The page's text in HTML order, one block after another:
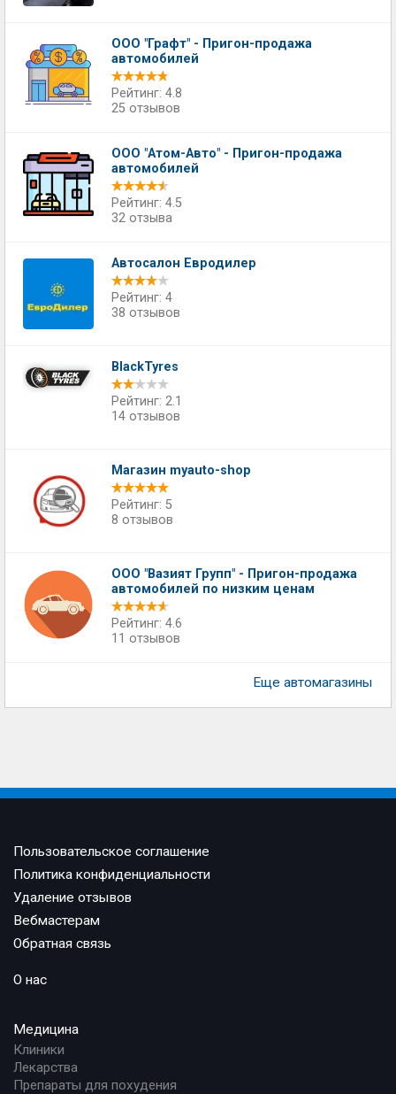
ООО "Графт" - Пригон-продажа
автомобилей
Рейтинг: 4.8
25 отзывов
ООО "Атом-Авто" - Пригон-продажа
автомобилей
Рейтинг: 4.5
32 отзыва
Автосалон Евродилер
Рейтинг: 4
38 отзывов
BlackTyres
Рейтинг: 2.1
14 отзывов
Магазин myauto-shop
Рейтинг: 5
8 отзывов
ООО "Вазият Групп" - Пригон-продажа
автомобилей по низким ценам
Рейтинг: 4.6
11 отзывов
Еще автомагазины
Пользовательское соглашение
Политика конфиденциальности
Удаление отзывов
Вебмастерам
Обратная связь
О нас
Медицина
Клиники
Лекарства
Препараты для похудения